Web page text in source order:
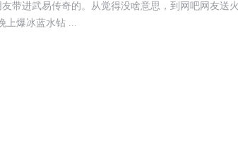
带进武易传奇的。从觉得没啥意思，到网吧网友送
上爆冰蓝水钻 ...